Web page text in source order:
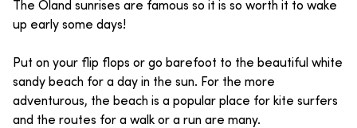
The Öland sunrises are famous so it is so worth it to wake
up early some days!
Put on your flip flops or go barefoot to the beautiful white
sandy beach for a day in the sun. For the more
adventurous, the beach is a popular place for kite surfers
and the routes for a walk or a run are many.